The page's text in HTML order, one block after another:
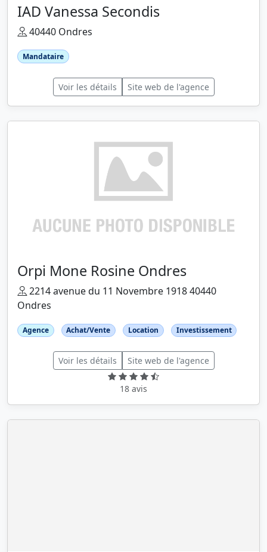
IAD Vanessa Secondis
40440 Ondres
Mandataire
Voir les détails Site web de l'agence
Orpi Mone Rosine Ondres
2214 avenue du 11 Novembre 1918 40440
Ondres
Agence Achat/Vente Location Investissement
Voir les détails Site web de l'agence
18 avis